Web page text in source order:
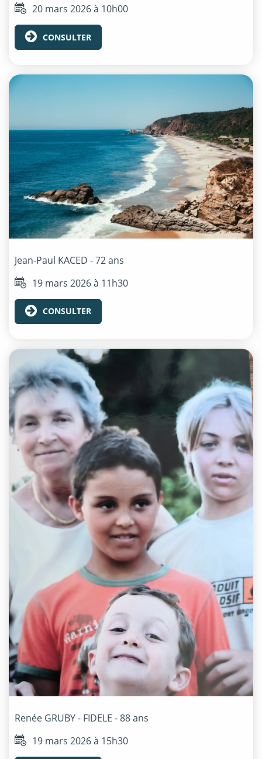
20 mars 2026 à 10h00
CONSULTER
Jean-Paul KACED - 72 ans
19 mars 2026 à 11h30
CONSULTER
Renée GRUBY - FIDELE - 88 ans
19 mars 2026 à 15h30